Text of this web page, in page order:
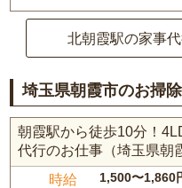
北朝霞駅の家事
埼玉県朝霞市のお掃
朝霞駅から徒歩10分！
代行のお仕事（埼玉県朝
時給 1,500〜1,860